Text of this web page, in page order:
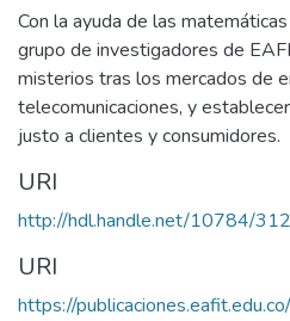
Con la ayuda de las
grupo de investigadores de
misterios tras los mercados de
telecomunicaciones, y
justo a clientes y consumidores.
URI
http://hdl.handle.net/10784/
URI
https://